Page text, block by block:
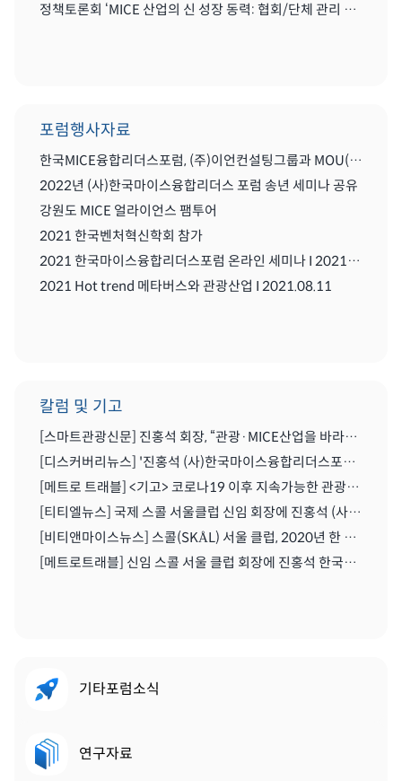
정책토론회 ‘MICE 산업의 신 성장 동력: 협회/단체 관리 및 복합리조트 산업’
포럼행사자료
한국MICE융합리더스포럼, (주)이언컨설팅그룹과 MOU(업무협약) 체결식
2022년 (사)한국마이스융합리더스 포럼 송년 세미나 공유
강원도 MICE 얼라이언스 팸투어
2021 한국벤처혁신학회 참가
2021 한국마이스융합리더스포럼 온라인 세미나 I 2021.08..11
2021 Hot trend 메타버스와 관광산업 I 2021.08.11
칼럼 및 기고
[스마트관광신문] 진홍석 회장, “관광·MICE산업을 바라보는 가치의 전환을 위해 노력이 필요한 시기” | 2021.04.29
[디스커버리뉴스] '진홍석 (사)한국마이스융합리더스포럼 회장',"코로나를 또다른 기회로" | 2020.07.06
[메트로 트래블] <기고> 코로나19 이후 지속가능한 관광마이스산업과 'MICE 5.0' | 2020.06.28
[티티엘뉴스] 국제 스콜 서울클럽 신임 회장에 진홍석 (사)한국마이스융합리더스포럼 회장 | 2019.12.13
[비티앤마이스뉴스] 스콜(SKÅL) 서울 클럽, 2020년 한 해 동안 이끌 새 임원진 구성하다 | 2019.12.13
[메트로트래블] 신임 스콜 서울 클럽 회장에 진홍석 한국마이스융합리더스포럼회장 선출 | 2019.12.22
기타포럼소식
연구자료